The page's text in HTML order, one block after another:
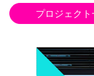
プロジェクト